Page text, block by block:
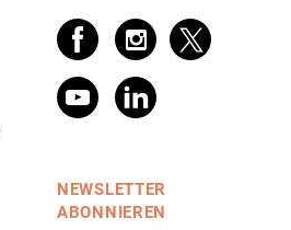
NEWSLETTER
ABONNIEREN